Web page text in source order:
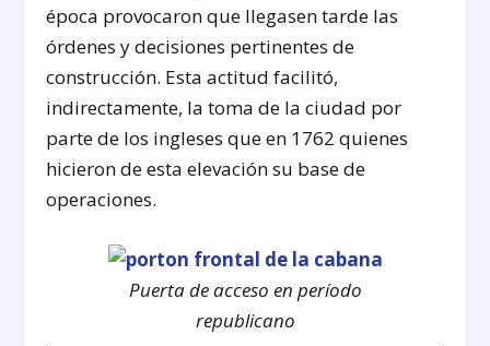
época provocaron que llegasen tarde las
órdenes y decisiones pertinentes de
construcción. Esta actitud facilitó,
indirectamente, la toma de la ciudad por
parte de los ingleses que en 1762 quienes
hicieron de esta elevación su base de
operaciones.
Puerta de acceso en período
republicano